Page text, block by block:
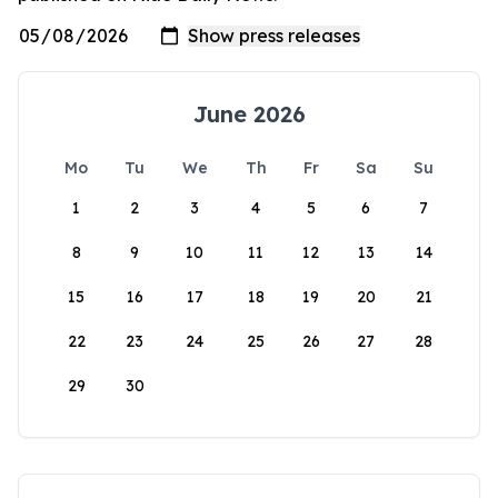
June 2026
Mo Tu We Th Fr Sa
Su
1
2 3 4 5 6 7
8 9 10 11 12 13 14
15 16 17 18 19 20 21
22 23 24 25 26 27 28
29 30